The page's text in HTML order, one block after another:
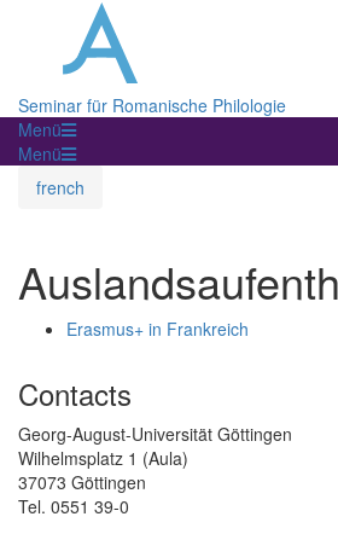
Seminar für Romanische Philologie
Menü
Menü
french
Erasmus+ in Frankreich
Contacts
Georg-August-Universität Göttingen
Wilhelmsplatz 1 (Aula)
37073 Göttingen
Tel. 0551 39-0